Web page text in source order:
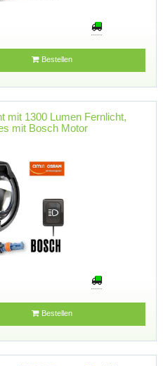
Bestellen
mit 1300 Lumen Fernlicht,
mit Bosch Motor
Bestellen